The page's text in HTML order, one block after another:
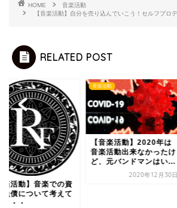
HOME
音楽活動
【音楽活動】自分を売り込んでいこう！セルフプロ
RELATED POST
楽活動】音楽での資
負債について考えて
・・・
音楽活動
【音楽活動】2020年は
音楽活動出来なかったけ
ど、元バンドマンはい...
2020年12月30日